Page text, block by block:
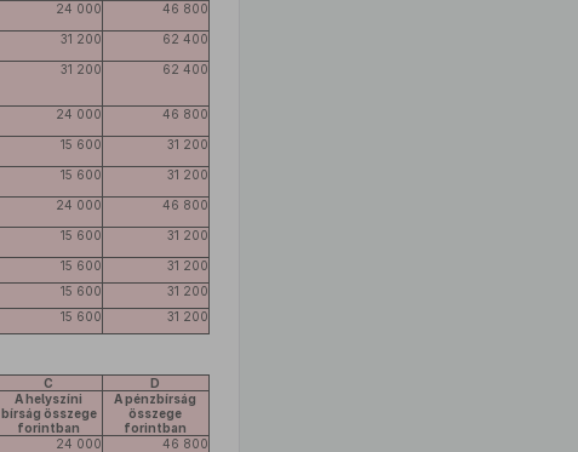
24 000 46 800
31 200 62 400
31 200 62 400
24 000 46 800
15 600 31 200
15 600 31 200
24 000 46 800
15 600 31 200
15 600
31 200
15 600
31 200
15 600 31 200
C
D
A helyszíni
bírság összege
forintban
A pénzbírság
összege
forintban
24 000 46 800